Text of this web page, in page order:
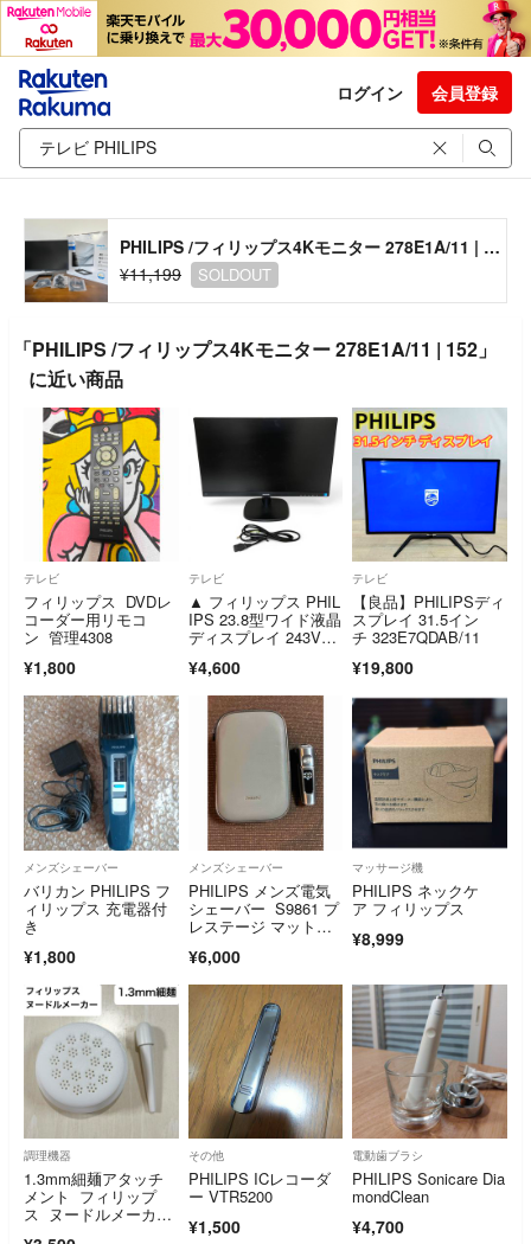
ログイン 会員登録
PHILIPS /フィリップス4Kモニター 278E1A/11 | 152
¥11,199
SOLDOUT
「PHILIPS /フィリップス4Kモニター 278E1A/11 | 152」
に近い商品
テレビ
フィリップス DVDレ
コーダー用リモコ
ン 管理4308
¥1,800
テレビ
▲ フィリップス PHIL
IPS 23.8型ワイド液晶
ディスプレイ 243V7Q
S フルHD 2600-5055
¥4,600
テレビ
【良品】PHILIPSディ
スプレイ 31.5イン
チ 323E7QDAB/11
¥19,800
メンズシェーバー
バリカン PHILIPS フ
ィリップス 充電器付
き
¥1,800
メンズシェーバー
PHILIPS メンズ電気
シェーバー S9861 プ
レステージ マットシ
¥6,000
マッサージ機
PHILIPS ネックケ
ア フィリップス
¥8,999
調理機器
1.3mm細麺アタッチ
メント フィリップ
ス ヌードルメーカ
その他
PHILIPS ICレコーダ
ー VTR5200
¥1,500
電動歯ブラシ
PHILIPS Sonicare Dia
mondClean
¥4,700